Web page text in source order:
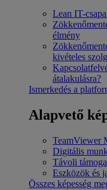
Lean IT-
élmény
kivételes
átalakulásra?
Ismerkedés a
Alapvető
TeamViewer
Digitális
Távoli
Eszközök és
Összes képesség